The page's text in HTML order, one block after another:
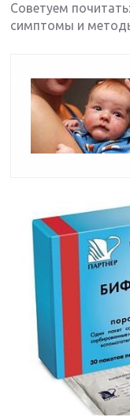
Советуем
симптомы и